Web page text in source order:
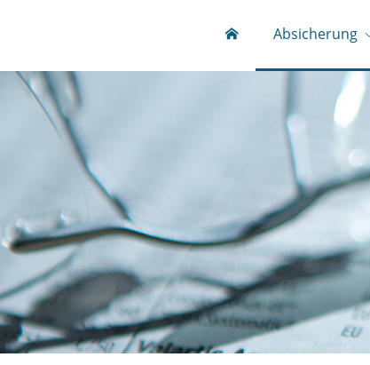
Absicherung